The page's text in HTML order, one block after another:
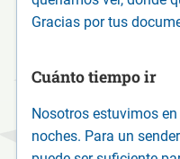
Gracias por tus
Cuánto tiempo ir
Nosotros estuvimos
noches. Para un